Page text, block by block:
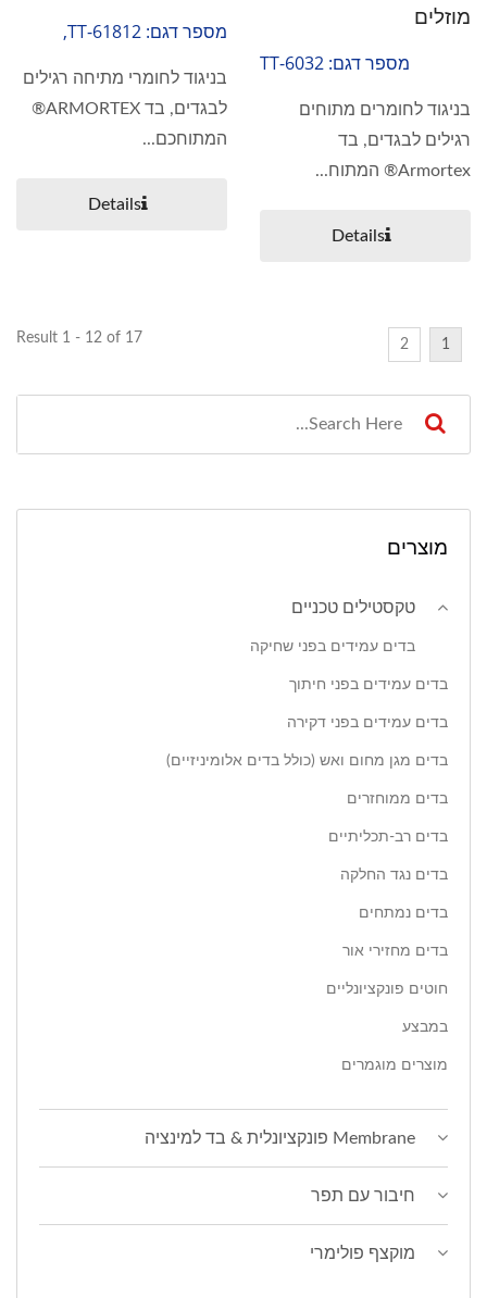
מוזלים
מספר דגם: TT-6032
בניגוד לחומרים מתוחים
רגילים לבגדים, בד
Armortex® המתוח...
Details
מספר דגם: TT-61812,
בניגוד לחומרי מתיחה רגילים
לבגדים, בד ARMORTEX®
המתוחכם...
Details
Result 1 - 12 of 17 1
2
מוצרים
טקסטילים טכניים
בדים עמידים בפני שחיקה
בדים עמידים בפני חיתוך
בדים עמידים בפני דקירה
בדים מגן מחום ואש (כולל בדים אלומיניזיים)
בדים ממוחזרים
בדים רב-תכליתיים
בדים נגד החלקה
בדים נמתחים
בדים מחזירי אור
חוטים פונקציונליים
במבצע
מוצרים מוגמרים
Membrane פונקציונלית & בד למינציה
חיבור עם תפר
מוקצף פולימרי